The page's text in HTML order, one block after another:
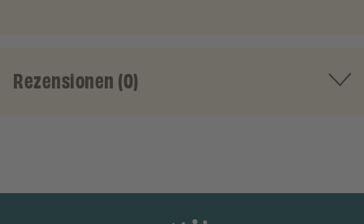
Rezensionen (0)